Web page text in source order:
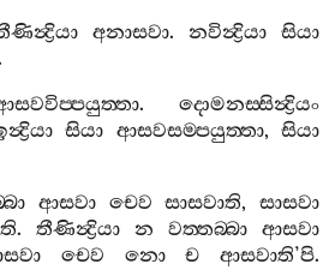
අනාසවා.නවින්‍ද්‍රියා
සියා
. දොමනස‍්සින්‍ද්‍රියං
සියා ආසවසම‍්පයුත‍්තා,සියා
ආසවා චෙව සාසවාති,සාසවා
. තීණින්‍ද්‍රියා න වත‍්තබ‍්බා
ආසවා
චෙව නො ච ආසවාති’පි.